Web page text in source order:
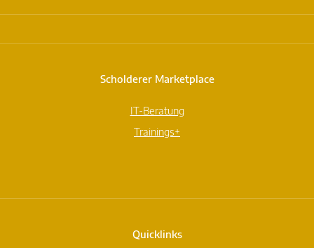
Scholderer Marketplace
IT-Beratung
Trainings+
Quicklinks